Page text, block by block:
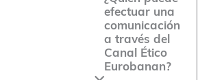
efectuar una
comunicación
a través del
Canal Ético
Eurobanan?